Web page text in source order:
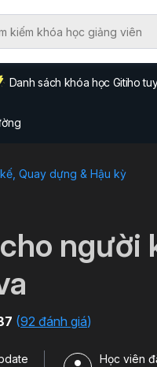
Danh sách khóa học Gitiho
Quay dựng & Hậu kỳ
người
(92 đánh giá)
Học viên